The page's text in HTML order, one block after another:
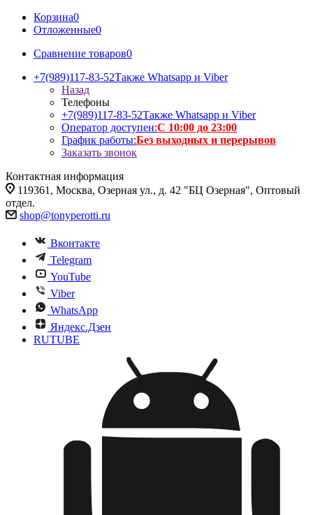
Корзина0
Отложенные0
Сравнение товаров0
+7(989)117-83-52Также Whatsapp и Viber
Назад
Телефоны
+7(989)117-83-52Также Whatsapp и Viber
Оператор доступен:С 10:00 до 23:00
График работы:Без выходных и перерывов
Заказать звонок
Контактная информация
119361, Москва, Озерная ул., д. 42 "БЦ Озерная", Оптовый
отдел.
shop@tonyperotti.ru
Вконтакте
Telegram
YouTube
Viber
WhatsApp
Яндекс.Дзен
RUTUBE